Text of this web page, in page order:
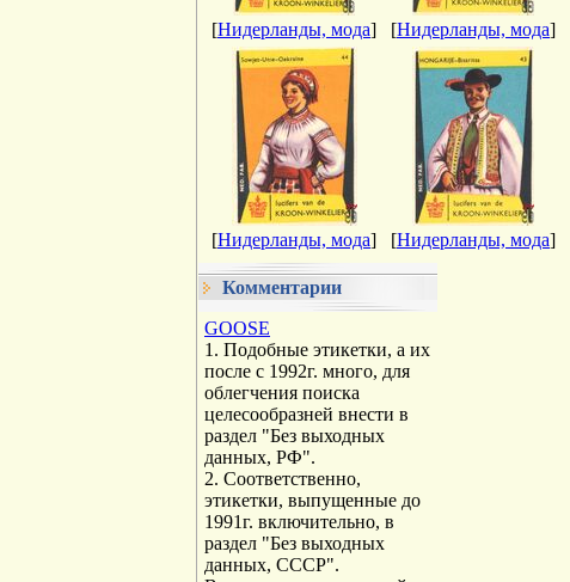
[Нидерланды, мода] [Нидерланды, мода]
[Нидерланды, мода] [Нидерланды, мода]
Комментарии
GOOSE
1. Подобные этикетки, а их
после с 1992г. много, для
облегчения поиска
целесообразней внести в
раздел "Без выходных
данных, РФ".
2. Соответственно,
этикетки, выпущенные до
1991г. включительно, в
раздел "Без выходных
данных, СССР".